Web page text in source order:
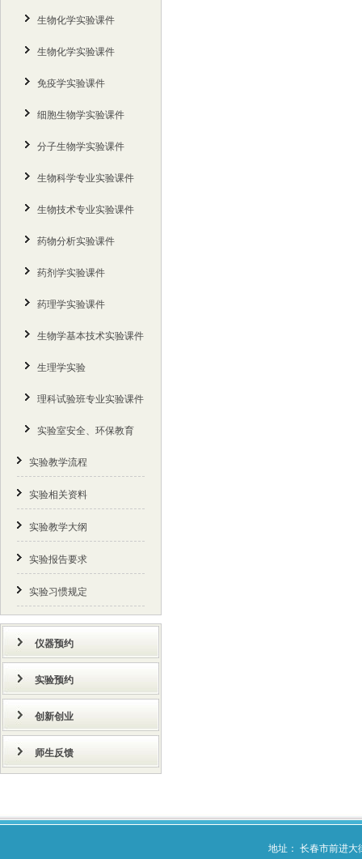
生物化学实验课件
生物化学实验课件
免疫学实验课件
细胞生物学实验课件
分子生物学实验课件
生物科学专业实验课件
生物技术专业实验课件
药物分析实验课件
药剂学实验课件
药理学实验课件
生物学基本技术实验课件
生理学实验
理科试验班专业实验课件
实验室安全、环保教育
实验教学流程
实验相关资料
实验教学大纲
实验报告要求
实验习惯规定
仪器预约
实验预约
创新创业
师生反馈
地址： 长春市前进